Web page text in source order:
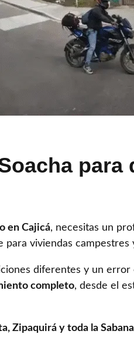
en Cajicá, necesitas un
para viviendas
diferentes y un
completo, desde el
Zipaquirá y toda la